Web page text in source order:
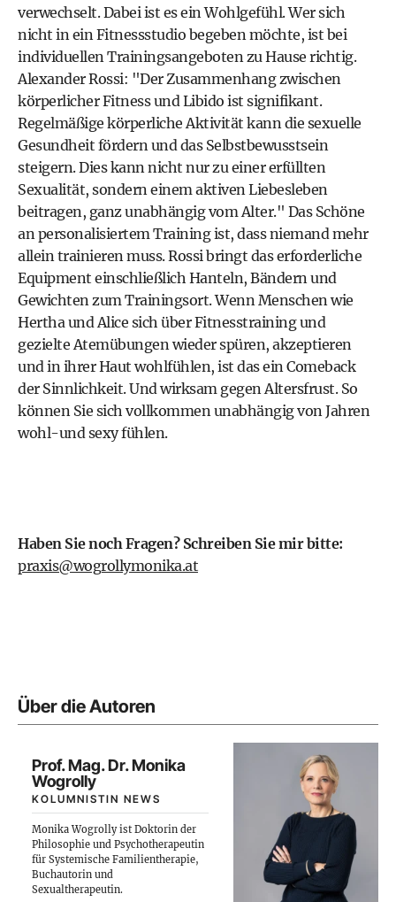
verwechselt. Dabei ist es ein Wohlgefühl. Wer sich
nicht in ein Fitnessstudio begeben möchte, ist bei
individuellen Trainingsangeboten zu Hause richtig.
Alexander Rossi: "Der Zusammenhang zwischen
körperlicher Fitness und Libido ist signifikant.
Regelmäßige körperliche Aktivität kann die sexuelle
Gesundheit fördern und das Selbstbewusstsein
steigern. Dies kann nicht nur zu einer erfüllten
Sexualität, sondern einem aktiven Liebesleben
beitragen, ganz unabhängig vom Alter." Das Schöne
an personalisiertem Training ist, dass niemand mehr
allein trainieren muss. Rossi bringt das erforderliche
Equipment einschließlich Hanteln, Bändern und
Gewichten zum Trainingsort. Wenn Menschen wie
Hertha und Alice sich über Fitnesstraining und
gezielte Atemübungen wieder spüren, akzeptieren
und in ihrer Haut wohlfühlen, ist das ein Comeback
der Sinnlichkeit. Und wirksam gegen Altersfrust. So
können Sie sich vollkommen unabhängig von Jahren
wohl-und sexy fühlen.
Haben Sie noch Fragen? Schreiben Sie mir bitte:
praxis@wogrollymonika.at
Über die Autoren
Prof. Mag. Dr. Monika
Wogrolly
KOLUMNISTIN NEWS
Monika Wogrolly ist Doktorin der
Philosophie und Psychotherapeutin
für Systemische Familientherapie,
Buchautorin und
Sexualtherapeutin.